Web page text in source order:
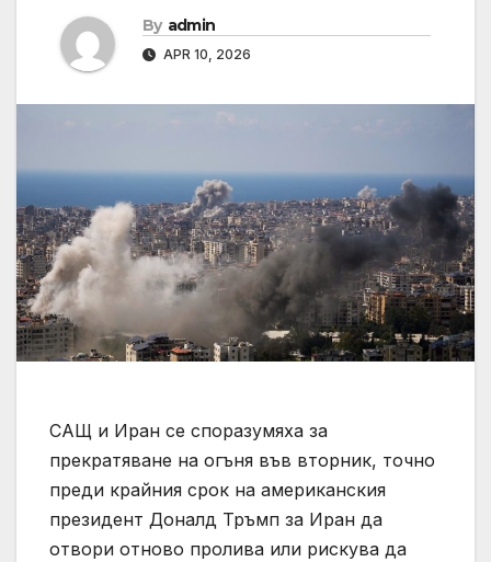
By admin
APR 10, 2026
САЩ и Иран се споразумяха за
прекратяване на огъня във вторник, точно
преди крайния срок на американския
президент Доналд Тръмп за Иран да
отвори отново пролива или рискува да